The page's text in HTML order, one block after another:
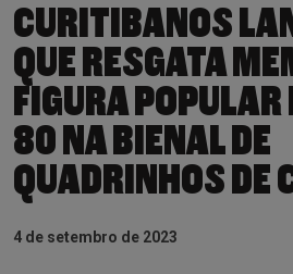
CURITIBANOS
QUE RESGATA
FIGURA
80 NA BIENAL DE
QUADRINHOS DE
4 de setembro de 2023